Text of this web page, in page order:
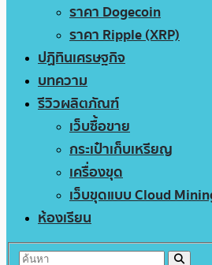
ราคา Dogecoin
ราคา Ripple (XRP)
ปฏิทินเศรษฐกิจ
บทความ
รีวิวผลิตภัณฑ์
เว็บซื้อขาย
กระเป๋าเก็บเหรียญ
เครื่องขุด
เว็บขุดแบบ Cloud
ห้องเรียน